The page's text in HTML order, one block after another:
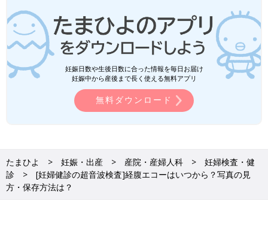
妊娠日数や生後日数に合った情報を毎日お届け
妊娠中から産後まで長く使える無料アプリ
無料ダウンロード
たまひよ 妊娠・出産 産院・産婦人科
妊婦検査・健
診
[妊婦健診の超音波検査]経腹エコーはいつから？写真の見
方・保存方法は？